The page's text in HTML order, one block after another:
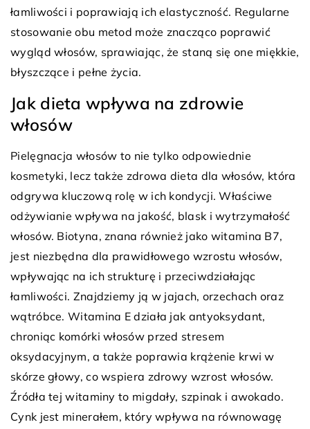
łamliwości i poprawiają ich elastyczność. Regularne
stosowanie obu metod może znacząco poprawić
wygląd włosów, sprawiając, że staną się one miękkie,
błyszczące i pełne życia.
Jak dieta wpływa na zdrowie
włosów
Pielęgnacja włosów to nie tylko odpowiednie
kosmetyki, lecz także zdrowa dieta dla włosów, która
odgrywa kluczową rolę w ich kondycji. Właściwe
odżywianie wpływa na jakość, blask i wytrzymałość
włosów. Biotyna, znana również jako witamina B7,
jest niezbędna dla prawidłowego wzrostu włosów,
wpływając na ich strukturę i przeciwdziałając
łamliwości. Znajdziemy ją w jajach, orzechach oraz
wątróbce. Witamina E działa jak antyoksydant,
chroniąc komórki włosów przed stresem
oksydacyjnym, a także poprawia krążenie krwi w
skórze głowy, co wspiera zdrowy wzrost włosów.
Źródła tej witaminy to migdały, szpinak i awokado.
Cynk jest minerałem, który wpływa na równowagę